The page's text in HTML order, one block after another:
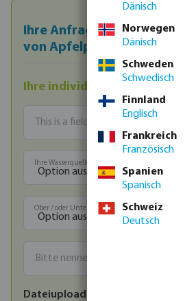
Ihre Anfrage zu
von Apfelplantagen
Ihre individuelle Anfrage
Ihre Wasserquelle
Ober / oder Unterirdische Bewässerung
Dateiupload
Dänisch
Norwegen
Dänisch
Schweden
Schwedisch
Finnland
Englisch
Frankreich
Französisch
Spanien
Spanisch
Schweiz
Deutsch